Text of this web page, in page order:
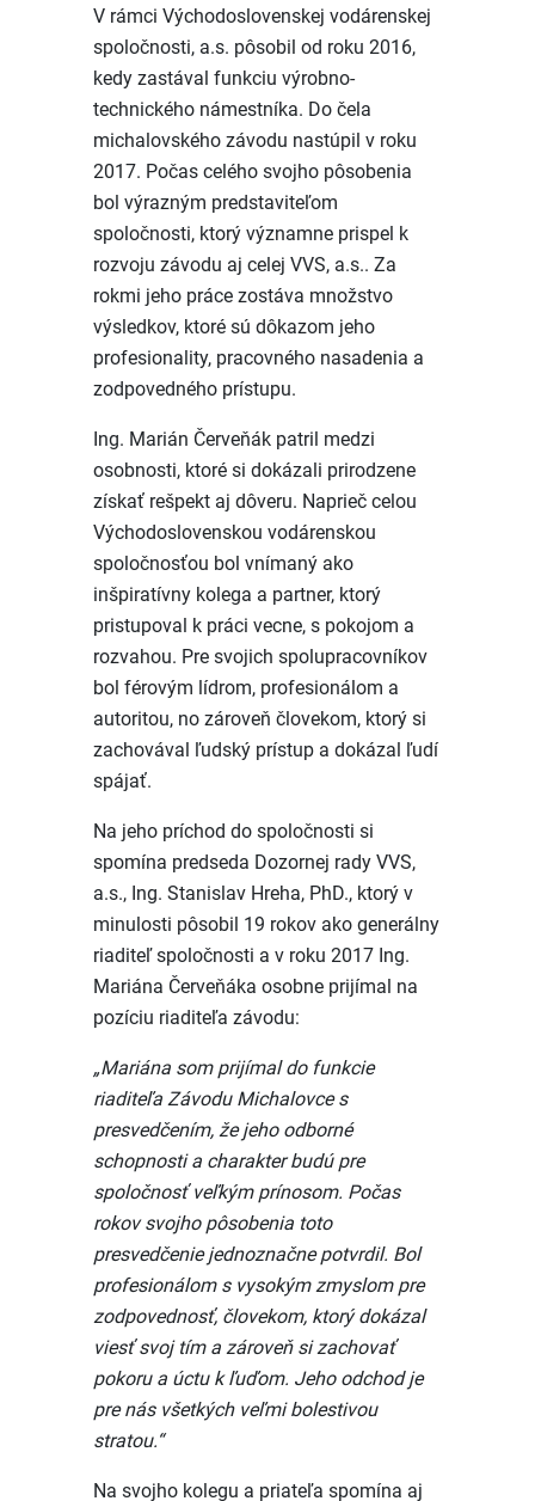
V rámci Východoslovenskej vodárenskej
spoločnosti, a.s. pôsobil od roku 2016,
kedy zastával funkciu výrobno-
technického námestníka. Do čela
michalovského závodu nastúpil v roku
2017. Počas celého svojho pôsobenia
bol výrazným predstaviteľom
spoločnosti, ktorý významne prispel k
rozvoju závodu aj celej VVS, a.s.. Za
rokmi jeho práce zostáva množstvo
výsledkov, ktoré sú dôkazom jeho
profesionality, pracovného nasadenia a
zodpovedného prístupu.
Ing. Marián Červeňák patril medzi
osobnosti, ktoré si dokázali prirodzene
získať rešpekt aj dôveru. Naprieč celou
Východoslovenskou vodárenskou
spoločnosťou bol vnímaný ako
inšpiratívny kolega a partner, ktorý
pristupoval k práci vecne, s pokojom a
rozvahou. Pre svojich spolupracovníkov
bol férovým lídrom, profesionálom a
autoritou, no zároveň človekom, ktorý si
zachovával ľudský prístup a dokázal ľudí
spájať.
Na jeho príchod do spoločnosti si
spomína predseda Dozornej rady VVS,
a.s., Ing. Stanislav Hreha, PhD., ktorý v
minulosti pôsobil 19 rokov ako generálny
riaditeľ spoločnosti a v roku 2017 Ing.
Mariána Červeňáka osobne prijímal na
pozíciu riaditeľa závodu:
„Mariána som prijímal do funkcie
riaditeľa Závodu Michalovce s
presvedčením, že jeho odborné
schopnosti a charakter budú pre
spoločnosť veľkým prínosom. Počas
rokov svojho pôsobenia toto
presvedčenie jednoznačne potvrdil. Bol
profesionálom s vysokým zmyslom pre
zodpovednosť, človekom, ktorý dokázal
viesť svoj tím a zároveň si zachovať
pokoru a úctu k ľuďom. Jeho odchod je
pre nás všetkých veľmi bolestivou
stratou.“
Na svojho kolegu a priateľa spomína aj